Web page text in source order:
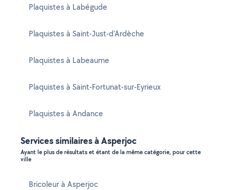
Plaquistes à Labégude
Plaquistes à Saint-Just-d'Ardèche
Plaquistes à Labeaume
Plaquistes à Saint-Fortunat-sur-Eyrieux
Plaquistes à Andance
Services similaires à Asperjoc
Ayant le plus de résultats et étant de la même catégorie, pour cette
ville
Bricoleur à Asperjoc